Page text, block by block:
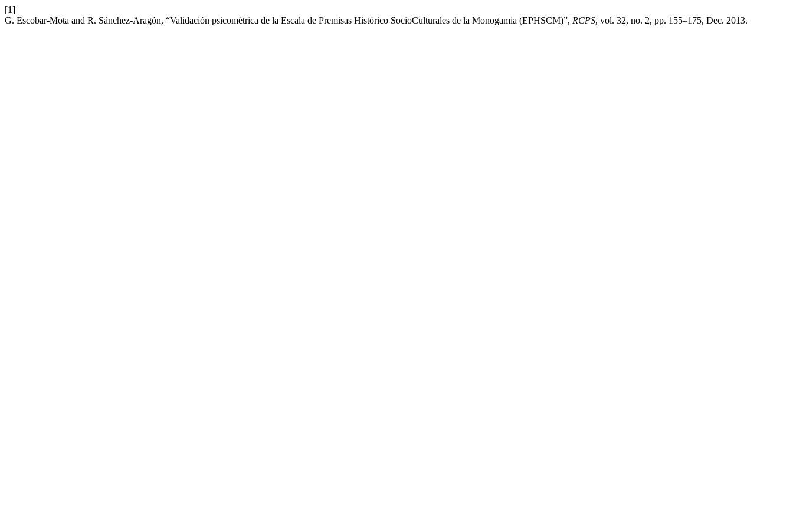
[1]
G. Escobar-Mota and R. Sánchez-Aragón, “Validación psicométrica de la Escala de Premisas Histórico SocioCulturales de la Monogamia (EPHSCM)”, RCPS, vol. 32, no. 2, pp. 155–175, Dec. 2013.